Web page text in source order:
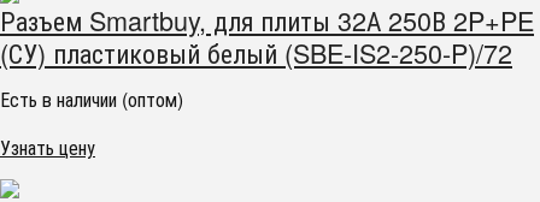
Разъем Smartbuy, для плиты 32А 250В 2P+PE
(СУ) пластиковый белый (SBE-IS2-250-P)/72
Есть в наличии (оптом)
Узнать цену